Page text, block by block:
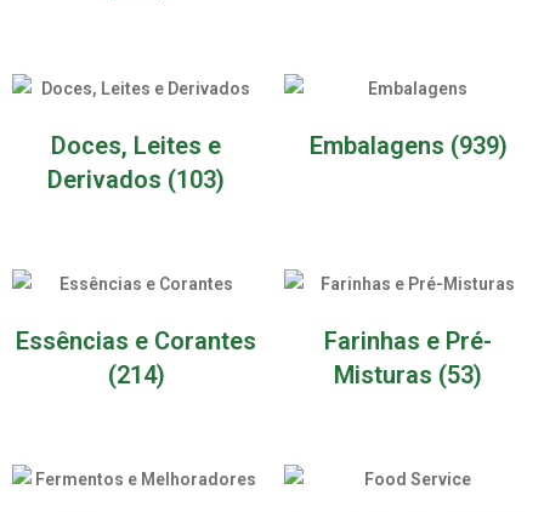
Doces, Leites e
Derivados (103)
Embalagens (939)
Essências e Corantes
(214)
Farinhas e Pré-
Misturas (53)